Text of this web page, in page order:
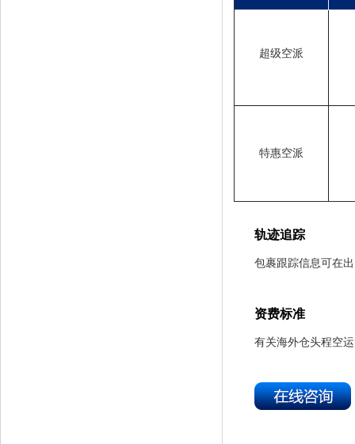
超级空派
特惠空派
轨迹追踪
包裹跟踪信息可在
资费标准
有关海外仓头程空